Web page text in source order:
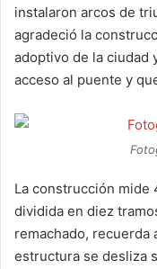
instalaron arcos de
agradeció la
adoptivo de la ciudad
acceso al puente y
La construcción mide
dividida en diez
remachado, recuerda
estructura se desliza